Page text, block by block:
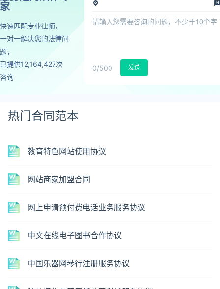
家
快速匹配专业律师，
一对一解决您的法律问
题，
已提供12,164,427次
咨询
0/500 发送
热门合同范本
教育特色网站使用协议
网站商家加盟合同
网上申请预付费电话业务服务协议
中文在线电子图书合作协议
中国乐器网琴行注册服务协议